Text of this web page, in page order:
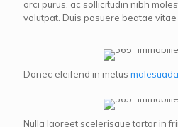
orci purus, ac sollicitudin nibh
volutpat. Duis posuere beatae
Donec eleifend in metus
Nulla laoreet scelerisque tortor in